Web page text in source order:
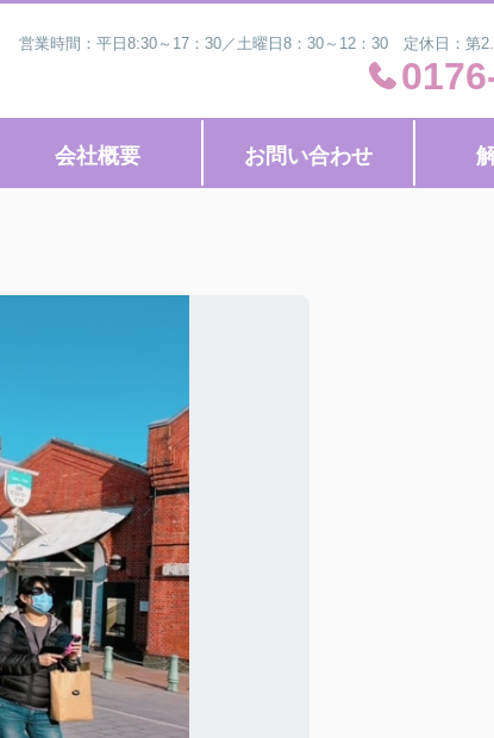
営業時間：平日8:30～17：30／土曜日8：30～12：30 定休日：第
会社概要 お問い合わせ